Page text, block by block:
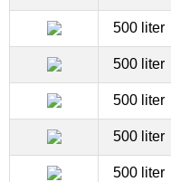
500 liter
500 liter
500 liter
500 liter
500 liter